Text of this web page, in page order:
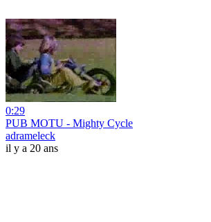
0:29
PUB MOTU - Mighty Cycle
adrameleck
il y a 20 ans